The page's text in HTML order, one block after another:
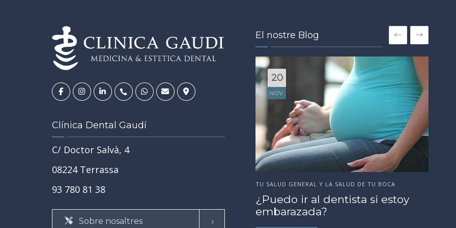
Clínica Dental Gaudí
C/ Doctor Salvà, 4
08224 Terrassa
93 780 81 38
Sobre nosaltres
El nostre Blog
NOV.
embarazada?
8
NOV.
TU SALUD GENERAL Y LA SALUD DE TU BOCA
¿Por qué el dentista quiere
verme antes de indicarme una